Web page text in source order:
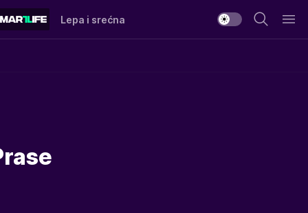
Lepa i srećna